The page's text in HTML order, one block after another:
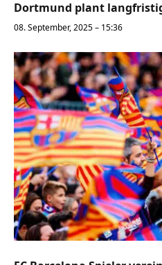
Dortmund plant
08. September, 2025 – 15:36